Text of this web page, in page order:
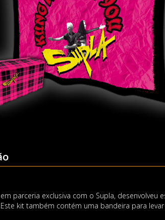
em parceria exclusiva com o Supla,
Este kit também contém uma bandeira para